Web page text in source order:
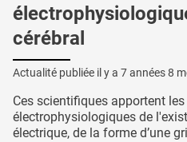
cérébral
Actualité publiée il y a 7 années 8
Ces scientifiques apportent
électrophysiologiques de
électrique, de la forme d’une